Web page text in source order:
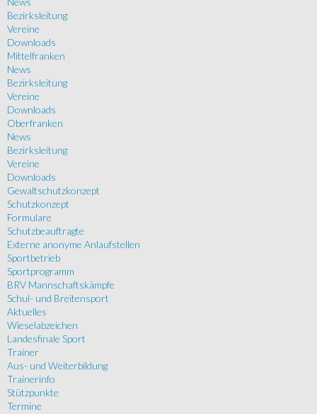
Bezirksleitung
Vereine
Downloads
Mittelfranken
News
Bezirksleitung
Vereine
Downloads
Oberfranken
News
Bezirksleitung
Vereine
Downloads
Gewaltschutzkonzept
Schutzkonzept
Formulare
Schutzbeauftragte
Externe anonyme Anlaufstellen
Sportbetrieb
Sportprogramm
BRV Mannschaftskämpfe
Schul- und Breitensport
Aktuelles
Wieselabzeichen
Landesfinale Sport
Trainer
Aus- und Weiterbildung
Trainerinfo
Stützpunkte
Termine